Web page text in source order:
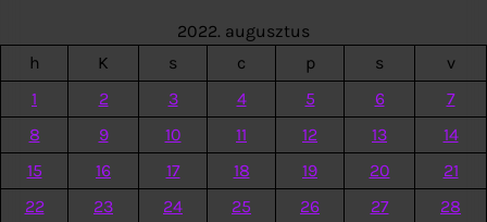
2022. augusztus
h
K s c p s
v
1
2 3 4 5 6
7
8
9 10 11 12 13
14
15
16 17 18 19 20
21
22
23 24 25 26 27
28